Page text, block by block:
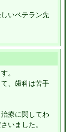
いベテラン先
。
、歯科は苦手
療に関してわ
いました。